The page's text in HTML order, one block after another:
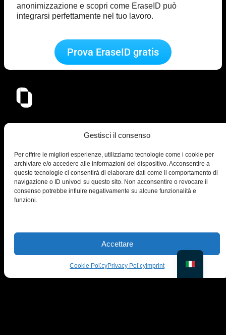
Gestisci il consenso
Per offrire le migliori esperienze, utilizziamo tecnologie come i cookie per
archiviare e/o accedere alle informazioni del dispositivo. Acconsentire a
queste tecnologie ci consentirà di elaborare dati come il comportamento di
navigazione o ID univoci su questo sito. Non acconsentire o revocare il
consenso potrebbe influire negativamente su alcune funzionalità e
funzioni.
Accettare
Cookie PolicyPrivacy Policy Imprint
anonimizzazione e scopri come EraseID può
integrarsi perfettamente nel tuo lavoro.
Prova EraseID gratis
Lakeside Park B01a, 9020 Klagenfurt, Austria
office@piktid.com
Informativa
Termini di servizio
Cookies
Azienda Prodotto